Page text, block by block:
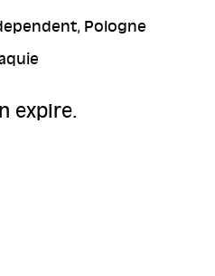
Pologne
expire.